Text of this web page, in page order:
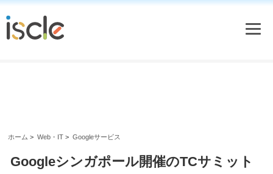
ホーム > Web・IT > Googleサービス
Googleシンガポール開催のTCサミット